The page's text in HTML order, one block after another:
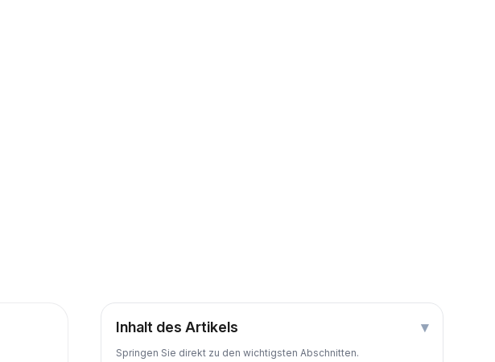
Inhalt des Artikels ▾
Springen Sie direkt zu den wichtigsten Abschnitten.